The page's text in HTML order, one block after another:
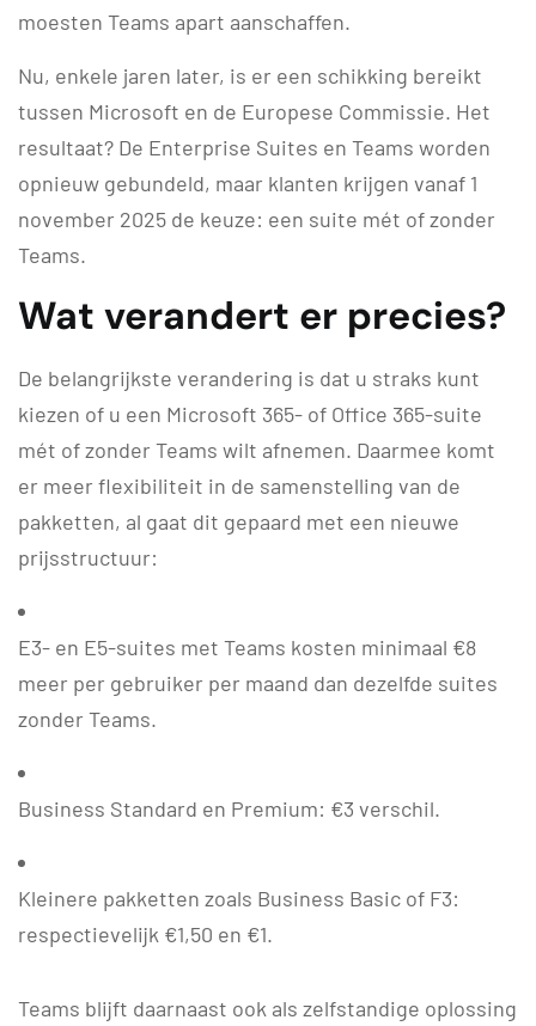
moesten Teams apart aanschaffen.
Nu, enkele jaren later, is er een schikking bereikt
tussen Microsoft en de Europese Commissie. Het
resultaat? De Enterprise Suites en Teams worden
opnieuw gebundeld, maar klanten krijgen vanaf 1
november 2025 de keuze: een suite mét of zonder
Teams.
Wat verandert er precies?
De belangrijkste verandering is dat u straks kunt
kiezen of u een Microsoft 365- of Office 365-suite
mét of zonder Teams wilt afnemen. Daarmee komt
er meer flexibiliteit in de samenstelling van de
pakketten, al gaat dit gepaard met een nieuwe
prijsstructuur:
E3- en E5-suites met Teams kosten minimaal €8
meer per gebruiker per maand dan dezelfde suites
zonder Teams.
Business Standard en Premium: €3 verschil.
Kleinere pakketten zoals Business Basic of F3:
respectievelijk €1,50 en €1.
Teams blijft daarnaast ook als zelfstandige oplossing